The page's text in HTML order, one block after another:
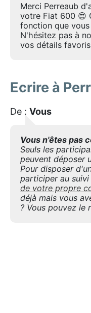
Merci Perreaub
votre Fiat 600 😍
fonction que
N'hésitez pas à
vos détails
Ecrire à
De : Vous
Vous n'êtes pas
Seuls les
peuvent déposer
Pour disposer
participer au suivi
de votre propre
déjà mais vous
? Vous pouvez le